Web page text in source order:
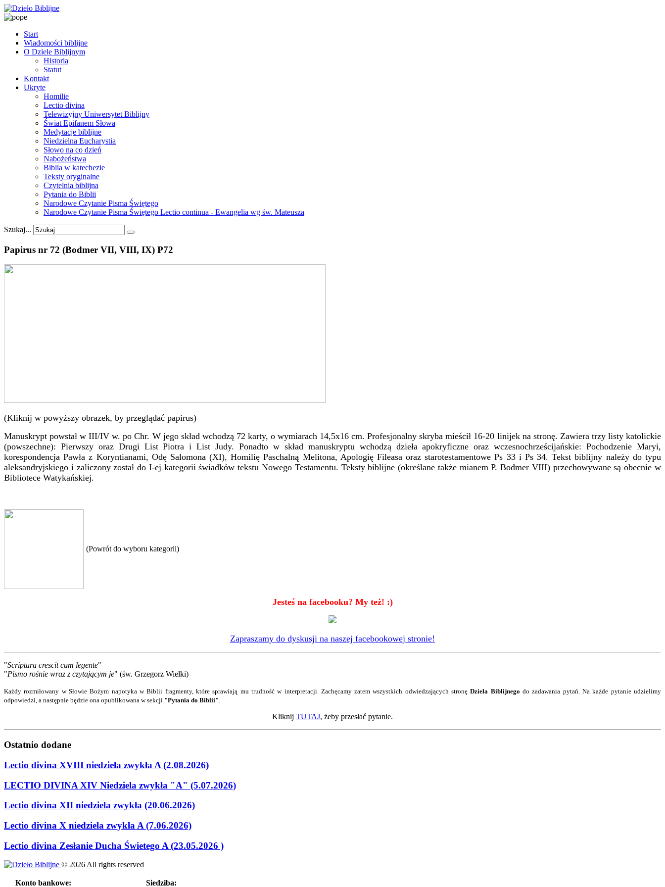
Start
Wiadomości biblijne
O Dziele Biblijnym
Historia
Statut
Kontakt
Ukryte
Homilie
Lectio divina
Telewizyjny Uniwersytet Biblijny
Świat Epifanem Słowa
Medytacje biblijne
Niedzielna Eucharystia
Słowo na co dzień
Nabożeństwa
Biblia w katechezie
Teksty oryginalne
Czytelnia biblijna
Pytania do Biblii
Narodowe Czytanie Pisma Świętego
Narodowe Czytanie Pisma Świętego Lectio continua - Ewangelia wg św. Mateusza
Szukaj...
Papirus nr 72 (Bodmer VII, VIII, IX) P72
(Kliknij w powyższy obrazek, by przeglądać papirus)
Manuskrypt powstał w III/IV w. po Chr. W jego skład wchodzą 72 karty, o wymiarach 14,5x16 cm. Profesjonalny skryba mieścił 16-20 linijek na stronę. Zawiera trzy listy katolickie
(powszechne): Pierwszy oraz Drugi List Piotra i List Judy. Ponadto w skład manuskryptu wchodzą dzieła apokryficzne oraz wczesnochrześcijańskie: Pochodzenie Maryi,
korespondencja Pawła z Koryntianami, Odę Salomona (XI), Homilię Paschalną Melitona, Apologię Fileasa oraz starotestamentowe Ps 33 i Ps 34. Tekst biblijny należy do typu
aleksandryjskiego i zaliczony został do I-ej kategorii świadków tekstu Nowego Testamentu. Teksty biblijne (określane także mianem P. Bodmer VIII) przechowywane są obecnie w
Bibliotece Watykańskiej.
(Powrót do wyboru kategorii)
Jesteś na facebooku? My też! :)
Zapraszamy do dyskusji na naszej facebookowej stronie!
"Scriptura crescit cum legente"
"Pismo rośnie wraz z czytającym je" (św. Grzegorz Wielki)
Każdy rozmiłowany w Słowie Bożym napotyka w Biblii fragmenty, które sprawiają mu trudność w interpretacji. Zachęcamy zatem wszystkich odwiedzających stronęDzieła Biblijnego do zadawania pytań. Na każde pytanieudzielimy
odpowiedzi, a następnie będzie ona opublikowana w sekcji "Pytania do Biblii".
Kliknij TUTAJ, żeby przesłać pytanie.
Ostatnio dodane
Lectio divina XVIII niedziela zwykła A (2.08.2026)
LECTIO DIVINA XIV Niedziela zwykła "A" (5.07.2026)
Lectio divina XII niedziela zwykła (20.06.2026)
Lectio divina X niedziela zwykła A (7.06.2026)
Lectio divina Zesłanie Ducha Świetego A (23.05.2026 )
© 2026All rights reserved
Konto bankowe: Siedziba: